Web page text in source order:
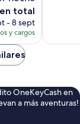
total
- 8 sept
y cargos
OneKeyCash en
a más aventuras!